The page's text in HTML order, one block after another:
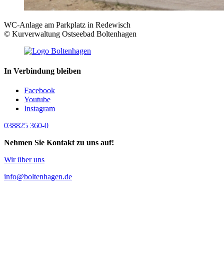
WC-Anlage am Parkplatz in Redewisch
© Kurverwaltung Ostseebad Boltenhagen
In Verbindung bleiben
Facebook
Youtube
Instagram
038825 360-0
Nehmen Sie Kontakt zu uns auf!
Wir über uns
info@boltenhagen.de